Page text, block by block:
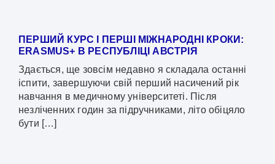
ПЕРШИЙ КУРС І ПЕРШІ МІЖНАРОДНІ КРОКИ:
ERASMUS+ В РЕСПУБЛІЦІ АВСТРІЯ
Здається, ще зовсім недавно я складала останні
іспити, завершуючи свій перший насичений рік
навчання в медичному університеті. Після
незліченних годин за підручниками, літо обіцяло
бути […]